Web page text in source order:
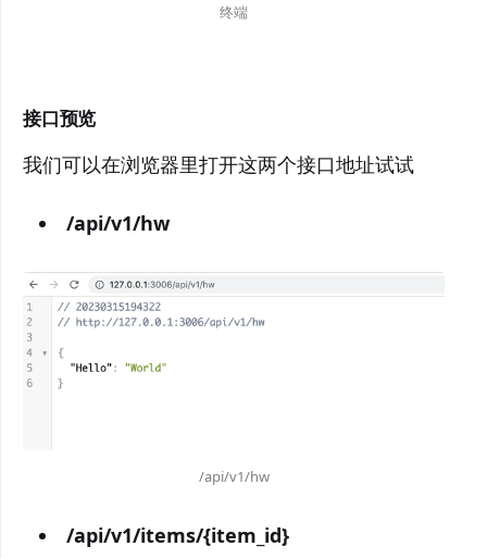
终端
接口预览
我们可以在浏览器里打开这两个接口地址试试
/api/v1/hw
/api/v1/hw
/api/v1/items/{item_id}